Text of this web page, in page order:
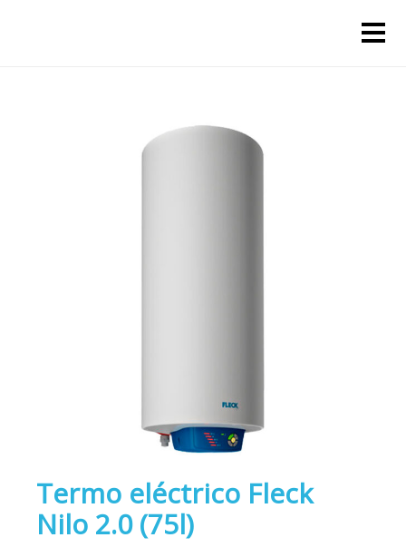
Termo eléctrico Fleck
Nilo 2.0 (75l)